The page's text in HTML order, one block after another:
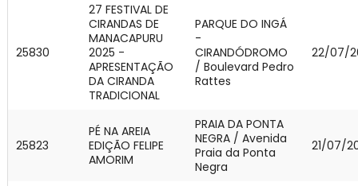
25830
27 FESTIVAL DE
CIRANDAS DE
MANACAPURU
2025 -
APRESENTAÇÃO
DA CIRANDA
TRADICIONAL
PARQUE DO INGÁ
-
CIRANDÓDROMO
/ Boulevard Pedro
Rattes
22/07/
25823
PÉ NA AREIA
EDIÇÃO FELIPE
AMORIM
PRAIA DA PONTA
NEGRA / Avenida
Praia da Ponta
Negra
21/07/